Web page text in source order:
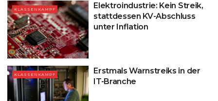
KLASSENKAMPF
Elektroindustrie: Kein Streik,
stattdessen KV-Abschluss
unter Inflation
KLASSENKAMPF
Erstmals Warnstreiks in der
IT-Branche